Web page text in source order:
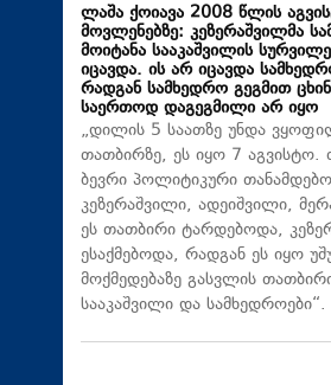
ლაშა ქოიავა 2008 წლის
მოვლენებზე: კეზერაშვილმა
მოიტანა სააკაშვილის
იცავდა. ის არ იცავდა
რადგან სამხედრო გეგმით
საერთოდ დაგეგმილი არ იყო
„დილის 5 საათზე უნდა
თათბირზე, ეს იყო 7 აგვისტო.
ბევრი პოლიტიკური
კეზერაშვილი, ადეიშვილი,
ეს თათბირი ტარდებოდა,
ესაქმებოდა, რადგან ეს იყო
მოქმედებაზე გასვლის
სააკაშვილი და სამხედროები“.